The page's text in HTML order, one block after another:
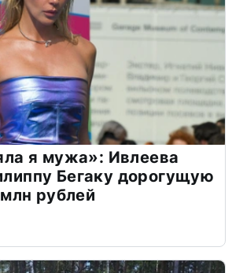
я мужа»: Ивлеева
Бегаку дорогущую
рублей